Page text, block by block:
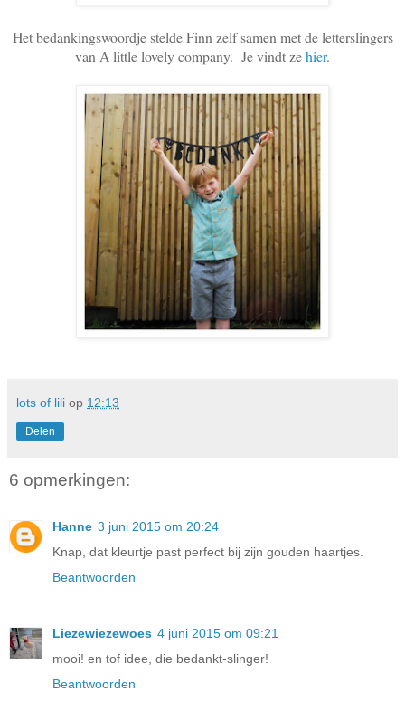
Het bedankingswoordje stelde Finn zelf samen met de letterslingers
van A little lovely company. Je vindt zehier.
lots of lili op 12:13
Delen
6 opmerkingen:
Hanne 3 juni 2015 om 20:24
Knap, dat kleurtje past perfect bij zijn gouden haartjes.
Beantwoorden
Liezewiezewoes 4 juni 2015 om 09:21
mooi! en tof idee, die bedankt-slinger!
Beantwoorden